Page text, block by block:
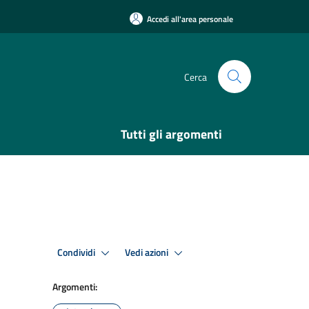
Accedi all'area personale
Cerca
Tutti gli argomenti
Condividi Vedi azioni
Argomenti: